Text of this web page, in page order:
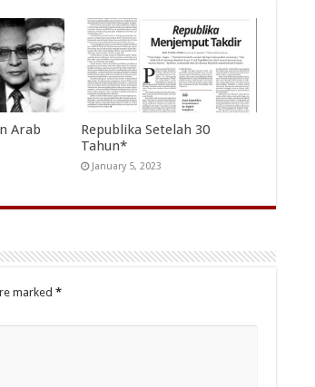
Arab
Republika Setelah 30
Tahun*
January 5, 2023
marked *